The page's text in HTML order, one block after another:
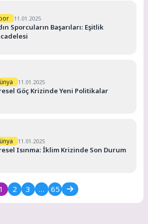
11.01.2025
Sporcuların Başarıları: Eşitlik
11.01.2025
Göç Krizinde Yeni Politikalar
11.01.2025
Isınma: İklim Krizinde Son Durum
1 2 3 … 65